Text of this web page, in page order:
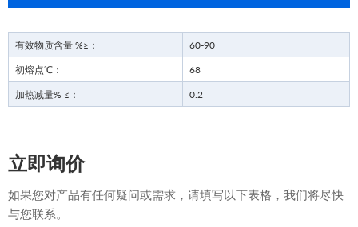
有效物质含量 %≥：
60-90
初熔点℃：
68
加热减量% ≤：
0.2
立即询价
如果您对产品有任何疑问或需求，请填写以下表格，我们将尽快
与您联系。